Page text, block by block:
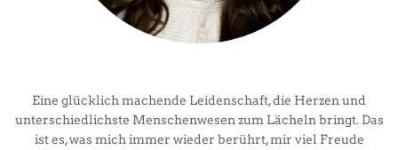
Eine glücklich machende Leidenschaft, die Herzen und
unterschiedlichste Menschenwesen zum Lächeln bringt. Das
ist es, was mich immer wieder berührt, mir viel Freude